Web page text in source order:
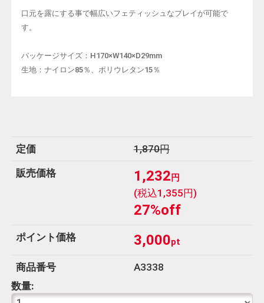
口元を露にする事で幅広いフェティッシュなプレイが可能で
す。
パッケージサイズ：H170×W140×D29mm
生地：ナイロン85％、ポリウレタン15％
定価 1,870円
販売価格 1,232 円
(税込1,355円)
27%off
ポイント価格 3,000pt
商品番号
A3338
数量: